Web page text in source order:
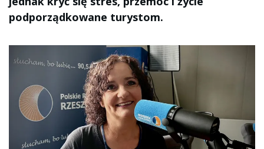
podporządkowane turystom.